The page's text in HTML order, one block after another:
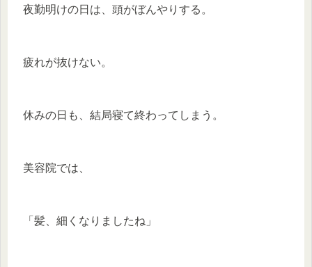
夜勤明けの日は、頭がぼんやりする。
疲れが抜けない。
休みの日も、結局寝て終わってしまう。
美容院では、
「髪、細くなりましたね」